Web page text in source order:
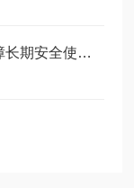
及时解决甲苯不溶物测定仪故障是保障长期安全使用的关键